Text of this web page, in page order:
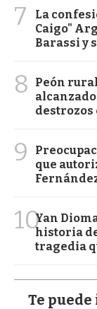
7
La
Caigo"
Barassi y
8
Peón
destrozos
9
que
10Yan
historia
tragedia
Te